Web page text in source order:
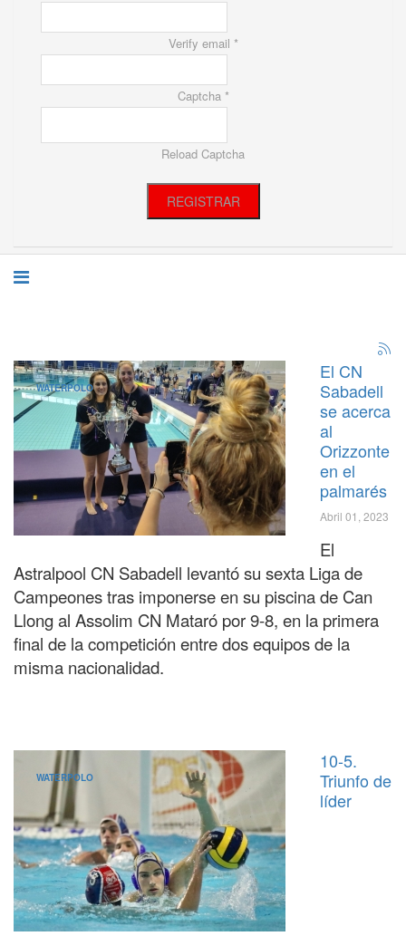
Verify email *
Captcha *
Reload Captcha
REGISTRAR
WATERPOLO
El CN
Sabadell
se acerca
al
Orizzonte
en el
palmarés
Abril 01, 2023
El
Astralpool CN Sabadell levantó su sexta Liga de
Campeones tras imponerse en su piscina de Can
Llong al Assolim CN Mataró por 9-8, en la primera
final de la competición entre dos equipos de la
misma nacionalidad.
WATERPOLO
10-5.
Triunfo de
líder